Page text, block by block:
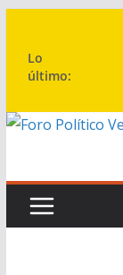
contenido
Lo
último: